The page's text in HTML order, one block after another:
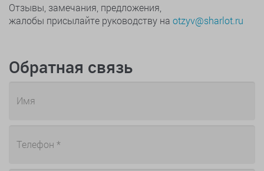
Отзывы, замечания, предложения,
жалобы присылайте руководству на otzyv@sharlot.ru
Обратная связь